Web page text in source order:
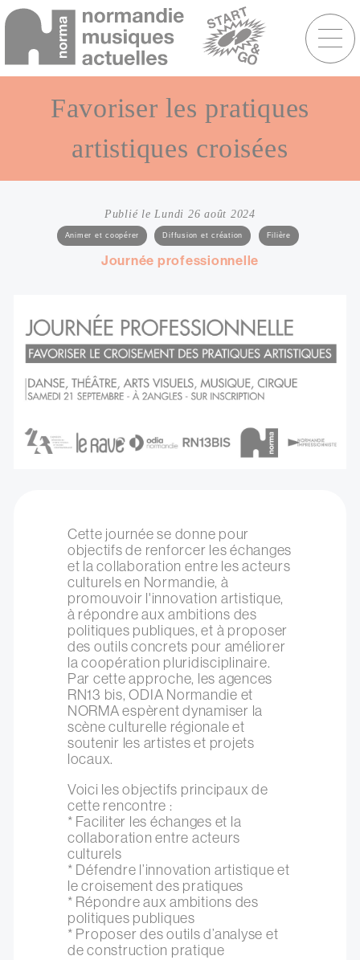
Menu
raccourcis
Favoriser les pratiques
artistiques croisées
Publié le Lundi 26 août 2024
CatégoriesAnimer et coopérer Diffusion et création Filière
Journée professionnelle
Cette journée se donne pour
objectifs de renforcer les échanges
et la collaboration entre les acteurs
culturels en Normandie, à
promouvoir l'innovation artistique,
à répondre aux ambitions des
politiques publiques, et à proposer
des outils concrets pour améliorer
la coopération pluridisciplinaire.
Par cette approche, les agences
RN13 bis, ODIA Normandie et
NORMA espèrent dynamiser la
scène culturelle régionale et
soutenir les artistes et projets
locaux.
Voici les objectifs principaux de
cette rencontre :
* Faciliter les échanges et la
collaboration entre acteurs
culturels
* Défendre l’innovation artistique et
le croisement des pratiques
* Répondre aux ambitions des
politiques publiques
* Proposer des outils d’analyse et
de construction pratique